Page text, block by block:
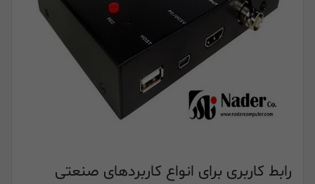
رابط کاربری برای انواع کاربردهای صنعتی